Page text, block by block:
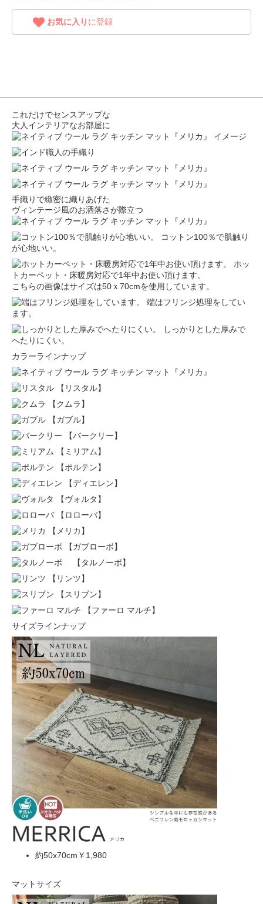
お気に入り に登録
これだけでセンスアップな
大人インテリアなお部屋に
手織りで緻密に織りあげた
ヴィンテージ風のお洒落さが際立つ
コットン100％で肌触り
が心地いい。
ホッ
トカーペット・床暖房対応で1年中お使い頂けます。
こちらの画像はサイズは50ｘ70cmを使用しています。
端はフリンジ処理をしてい
ます。
しっかりとした厚みで
へたりにくい。
カラーラインナップ
【リスタル】
【クムラ】
【ガブル】
【バークリー】
【ミリアム】
【ポルテン】
【ディエレン】
【ヴォルタ】
【ロローバ】
【メリカ】
【ガブローボ】
【タルノーボ】
【リンツ】
【スリブン】
【ファーロ マルチ】
サイズラインナップ
約50x70cm ￥1,980
マットサイズ